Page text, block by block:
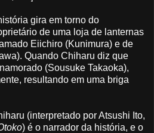
gira em torno do
de uma loja de lanternas
Eiichiro (Kunimura) e de
Quando Chiharu diz que
(Sousuke Takaoka),
resultando em uma briga
(interpretado por Atsushi Ito,
) é o narrador da história, e o